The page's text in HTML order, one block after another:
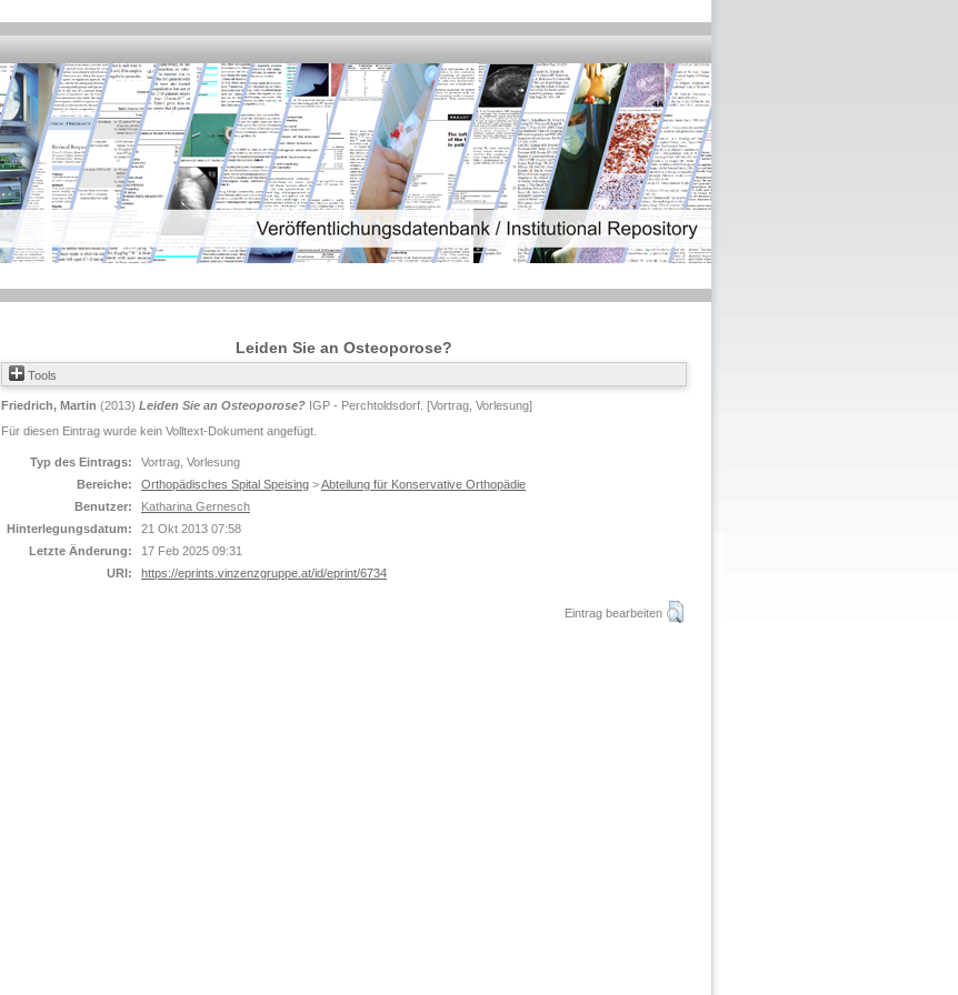
Leiden Sie an Osteoporose?
Tools
Friedrich, Martin (2013) Leiden Sie an Osteoporose? IGP - Perchtoldsdorf. [Vortrag, Vorlesung]
Für diesen Eintrag wurde kein Volltext-Dokument angefügt.
Typ des Eintrags:
Vortrag, Vorlesung
Bereiche:
Orthopädisches Spital Speising >Abteilung für Konservative Orthopädie
Benutzer:
Katharina Gernesch
Hinterlegungsdatum:
21 Okt 2013 07:58
Letzte Änderung:
17 Feb 2025 09:31
URI:
https://eprints.vinzenzgruppe.at/id/eprint/6734
Eintrag bearbeiten